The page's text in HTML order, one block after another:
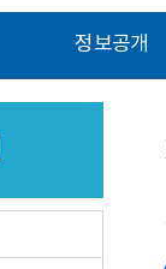
정보공개